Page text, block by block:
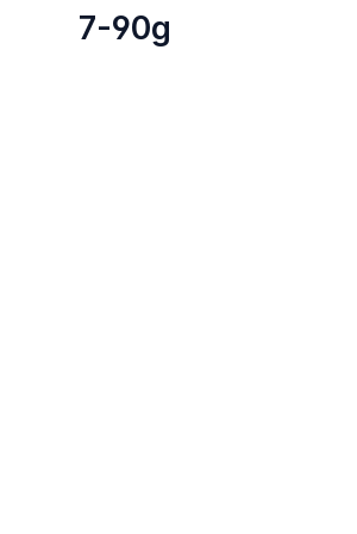
7-90g